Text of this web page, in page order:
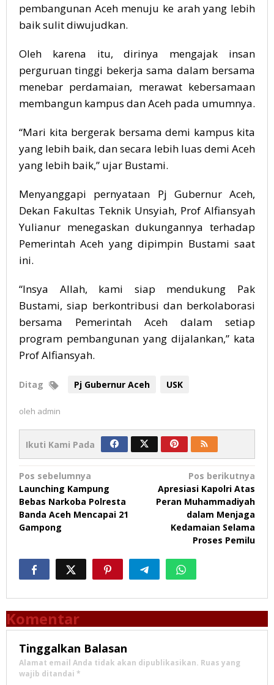
pembangunan Aceh menuju ke arah yang lebih
baik sulit diwujudkan.
Oleh karena itu, dirinya mengajak insan
perguruan tinggi bekerja sama dalam bersama
menebar perdamaian, merawat kebersamaan
membangun kampus dan Aceh pada umumnya.
“Mari kita bergerak bersama demi kampus kita
yang lebih baik, dan secara lebih luas demi Aceh
yang lebih baik,” ujar Bustami.
Menyanggapi pernyataan Pj Gubernur Aceh,
Dekan Fakultas Teknik Unsyiah, Prof Alfiansyah
Yulianur menegaskan dukungannya terhadap
Pemerintah Aceh yang dipimpin Bustami saat
ini.
“Insya Allah, kami siap mendukung Pak
Bustami, siap berkontribusi dan berkolaborasi
bersama Pemerintah Aceh dalam setiap
program pembangunan yang dijalankan,” kata
Prof Alfiansyah.
Ditag Pj Gubernur Aceh USK
oleh admin
Ikuti Kami Pada
Navigasi
pos
Pos sebelumnya
Launching Kampung
Bebas Narkoba Polresta
Banda Aceh Mencapai 21
Gampong
Pos berikutnya
Apresiasi Kapolri Atas
Peran Muhammadiyah
dalam Menjaga
Kedamaian Selama
Proses Pemilu
Komentar
Tinggalkan Balasan
Alamat email Anda tidak akan dipublikasikan. Ruas yang
wajib ditandai *